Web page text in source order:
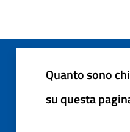
Quanto sono
su questa